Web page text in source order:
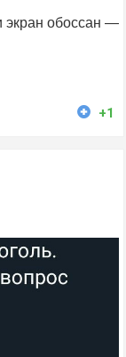
экран обоссан —
+1